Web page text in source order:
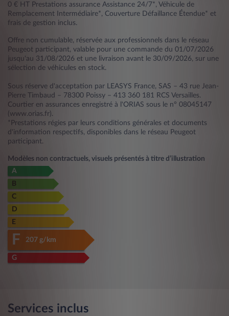
0 € HT Prestations assurance Assistance 24/7*, Véhicule de
Remplacement Intermédiaire*, Couverture Défaillance Étendue* et
frais de gestion inclus.
Offre non cumulable, réservée aux professionnels dans le réseau
Peugeot participant, valable pour une commande du 01/07/2026
jusqu'au 31/08/2026 et une livraison avant le 30/09/2026, sur une
sélection de véhicules en stock.
Sous réserve d'acceptation par LEASYS France, SAS – 43 rue Jean-
Pierre Timbaud – 78300 Poissy – 413 360 181 RCS Versailles.
Courtier en assurances enregistré à l'ORIAS sous le n° 08045147
(www.orias.fr).
*Prestations régies par leurs conditions générales et documents
d'information respectifs, disponibles dans le réseau Peugeot
participant.
Modèles non contractuels, visuels présentés à titre d’illustration
A
B
C
D
E
F 207 g/km
G
Services inclus